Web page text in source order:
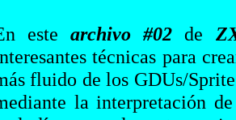
estearchivo #02 de
técnicas para
fluido de los GDUs/
la interpretación